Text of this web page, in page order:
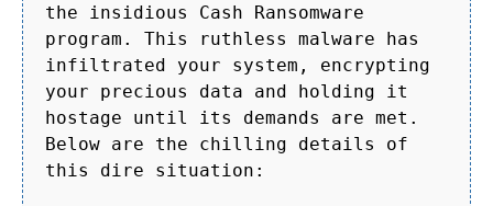
the insidious Cash Ransomware
program. This ruthless malware has
infiltrated your system, encrypting
your precious data and holding it
hostage until its demands are met.
Below are the chilling details of
this dire situation: